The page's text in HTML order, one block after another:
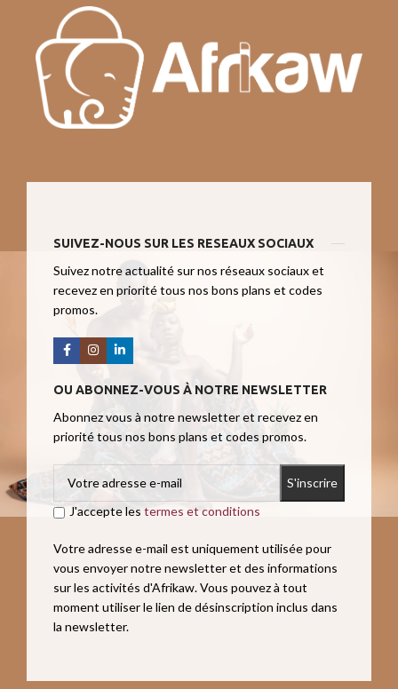
SUIVEZ-NOUS SUR LES RESEAUX SOCIAUX
Suivez notre actualité sur nos réseaux sociaux et
recevez en priorité tous nos bons plans et codes
promos.
OU ABONNEZ-VOUS À NOTRE NEWSLETTER
Abonnez vous à notre newsletter et recevez en
priorité tous nos bons plans et codes promos.
J'accepte les termes et conditions
Votre adresse e-mail est uniquement utilisée pour
vous envoyer notre newsletter et des informations
sur les activités d'Afrikaw. Vous pouvez à tout
moment utiliser le lien de désinscription inclus dans
la newsletter.